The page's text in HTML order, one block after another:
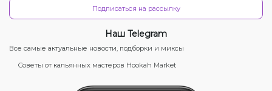
Подписаться на рассылку
Наш Telegram
Все самые актуальные новости, подборки и миксы
Советы от кальянных мастеров Hookah Market